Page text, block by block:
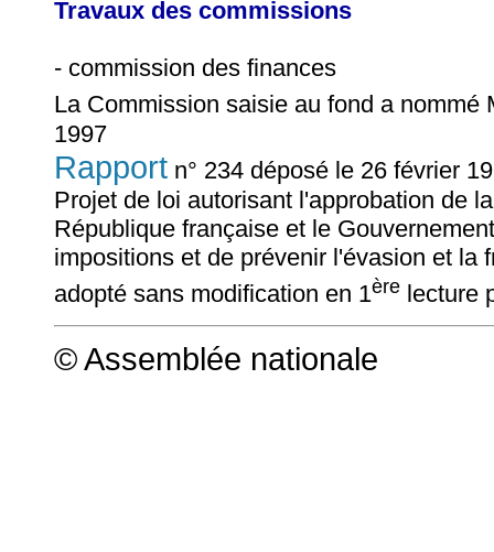
Travaux des commissions
- commission des finances
La Commission saisie au fond a nommé
1997
Rapport n° 234 déposé le 26 février
Projet de loi autorisant l'approbation de
République française et le
impositions et de prévenir l'évasion et la
adopté sans modification en 1ère lecture
© Assemblée nationale